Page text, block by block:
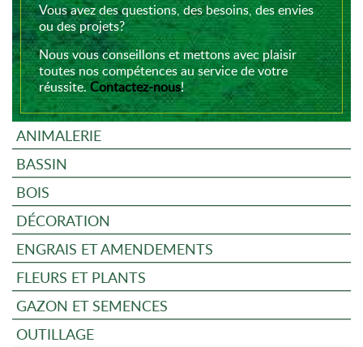
Vous avez des questions, des besoins, des envies
ou des projets?
Nous vous conseillons et mettons avec plaisir
toutes nos compétences au service de votre
réussite.Contactez-nous!
ANIMALERIE
BASSIN
BOIS
DÉCORATION
ENGRAIS ET AMENDEMENTS
FLEURS ET PLANTS
GAZON ET SEMENCES
OUTILLAGE